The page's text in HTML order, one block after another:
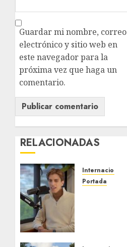
Guardar mi nombre, correo
electrónico y sitio web en
este navegador para la
próxima vez que haga un
comentario.
RELACIONADAS
Internacional
Portada